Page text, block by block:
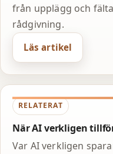
från upplägg och
rådgivning.
Läs artikel
RELATERAT
När AI verkligen
Var AI verkligen